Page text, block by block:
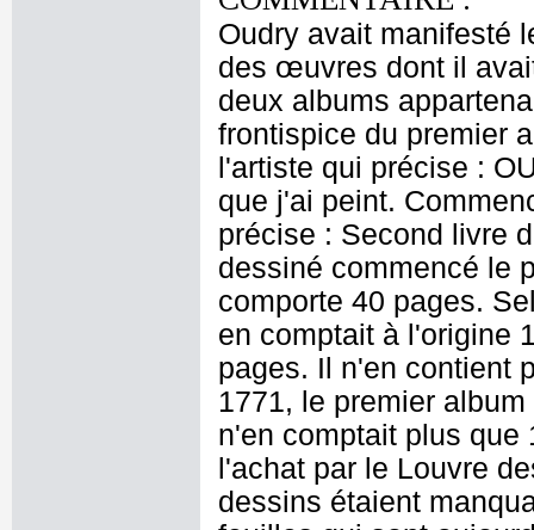
Oudry avait manifesté
des œuvres dont il
deux albums
frontispice du premier
l'artiste qui précise :
que j'ai peint.
précise : Second livre
dessiné commencé le
comporte 40 pages.
en comptait à l'origine
pages. Il n'en contient
1771, le premier
n'en comptait plus que
l'achat par le Louvre
dessins étaient